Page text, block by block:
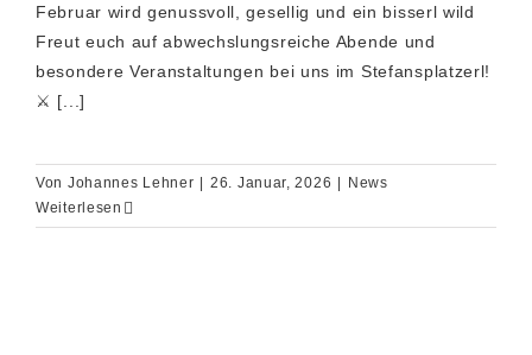
Februar wird genussvoll, gesellig und ein bisserl wild
Freut euch auf abwechslungsreiche Abende und
besondere Veranstaltungen bei uns im Stefansplatzerl!
⚔️ [...]
Von Johannes Lehner | 26. Januar, 2026 | News
Weiterlesen